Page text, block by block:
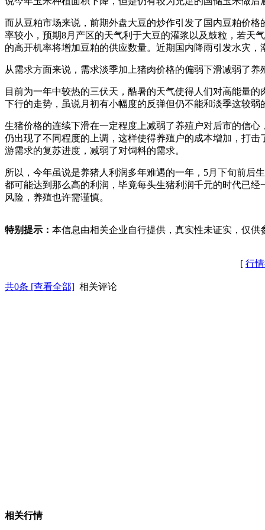
而从豆粕市场来说，前期外盘大豆的炒作引发了国内豆粕价
率较小，预期8月产区的天气利于大豆的灌浆以及鼓粒，若天
的高开机率将增加豆粕的供应数量。近期国内降雨引发水灾
从需求方面来说，需求淡季加上猪肉价格的偏弱下滑减弱了养
目前为一年中较热的三伏天，酷暑的天气使得人们对高能量
下行的走势，虽说月初有小幅度的反弹但仍不能和淡季这较
生猪价格的连续下滑在一定程度上减弱了养殖户对后市的信
仍出现了不同程度的上调，这样使得养殖户的成本增加，打
游需求的复苏进度，减弱了对饲料的需求。
所以，今年虽说是养猪人利润多年难遇的一年，5月下旬前后
都可能达到那么高的利润，毕竟每头生猪利润千元的时代已
风险，养殖也许需谨慎。
特别提示： 本信息由相关企业自行提供，真实性未证实，仅供
[ 行
共0条 [查看全部] 相关评论
相关行情